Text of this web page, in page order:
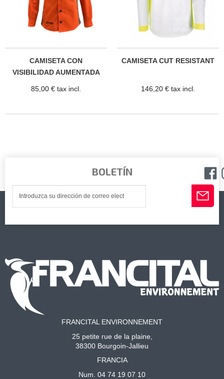
CAMISETA CON
VISIBILIDAD AUMENTADA
85,00 € tax incl.
CAMISETA CUT RESISTANT
146,20 € tax incl.
BOLETÍN
FRANCITAL ENVIRONNEMENT
25 petite rue de la plaine,
38300 Bourgoin-Jallieu
FRANCIA
Num. 04 74 19 07 10